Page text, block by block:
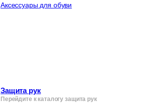
Аксессуары для обуви
Защита рук
Перейдите к каталогу защита рук